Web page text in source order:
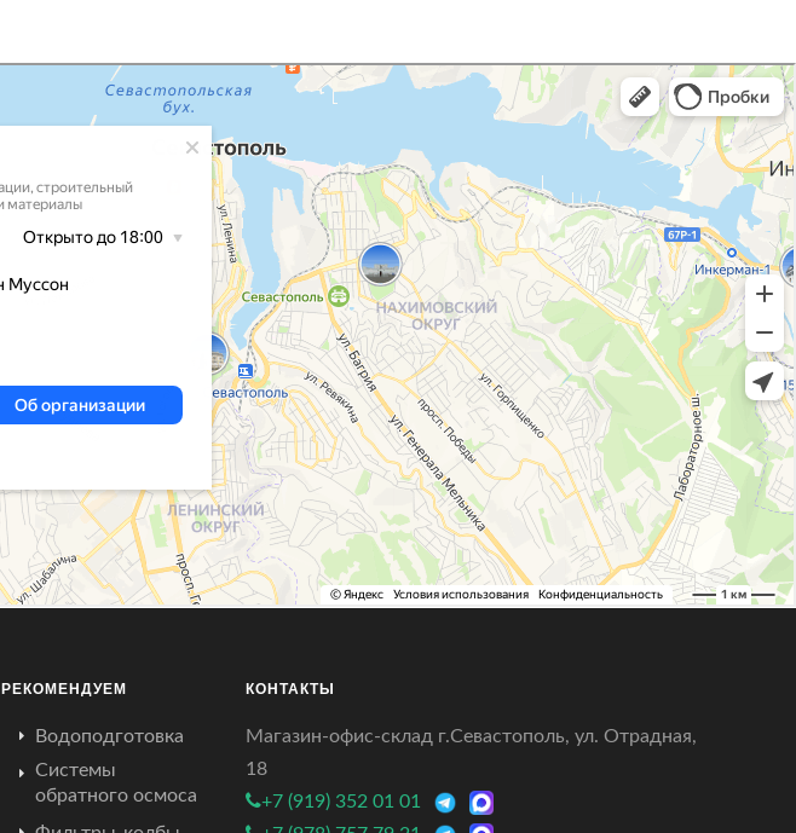
РЕКОМЕНДУЕМ
Водоподготовка
Системы
обратного осмоса
КОНТАКТЫ
Магазин-офис-склад г.Севастополь, ул. Отрадная,
18
+7 (919) 352 01 01